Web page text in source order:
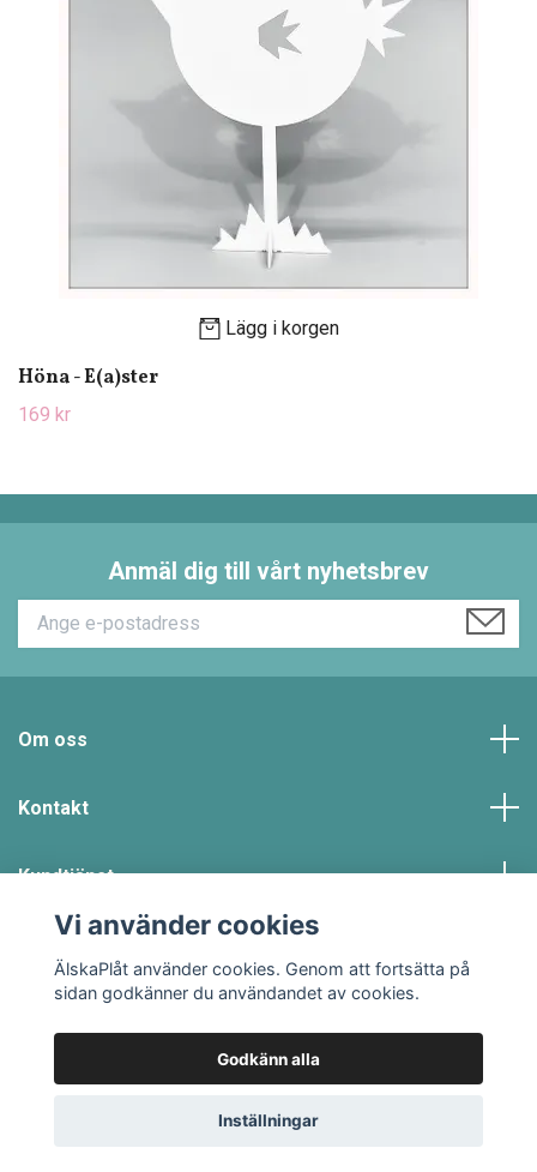
Lägg i korgen
Höna - E(a)ster
169 kr
Anmäl dig till vårt nyhetsbrev
Om oss
Kontakt
Kundtjänst
© 2026 #ÄLSKAPLÅT Powered by Quickbutik
Vi använder cookies
ÄlskaPlåt använder cookies. Genom att fortsätta på
sidan godkänner du användandet av cookies.
Godkänn alla
Inställningar